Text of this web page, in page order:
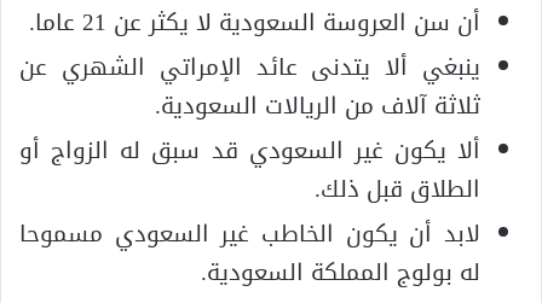
أن سن العروسة السعودية لا يكثر عن 21 عاما.
ينبغي ألا يتدنى عائد الإمراتي الشهري عن
ثلاثة آلاف من الريالات السعودية.
ألا يكون غير السعودي قد سبق له الزواج أو
الطلاق قبل ذلك.
لابد أن يكون الخاطب غير السعودي مسموحا
له بولوج المملكة السعودية.